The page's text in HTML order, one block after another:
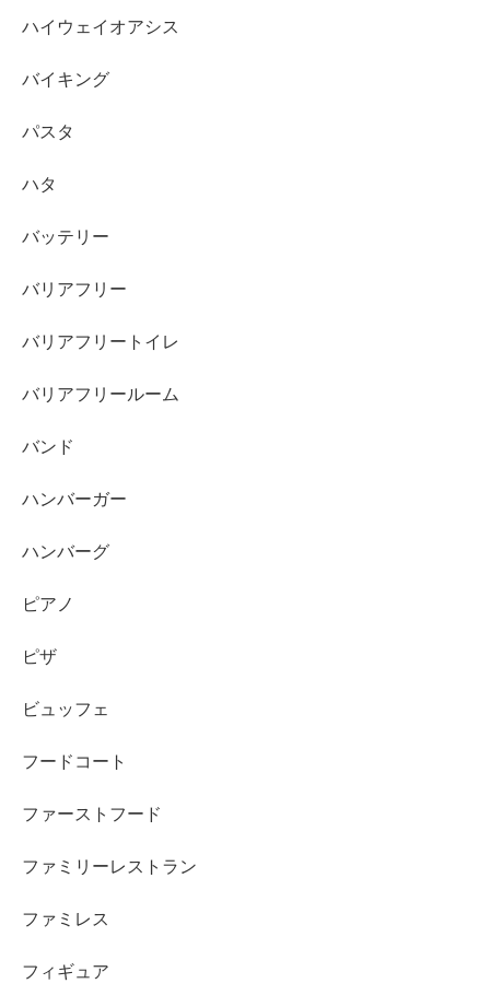
ハイウェイオアシス
バイキング
パスタ
ハタ
バッテリー
バリアフリー
バリアフリートイレ
バリアフリールーム
バンド
ハンバーガー
ハンバーグ
ピアノ
ピザ
ビュッフェ
フードコート
ファーストフード
ファミリーレストラン
ファミレス
フィギュア